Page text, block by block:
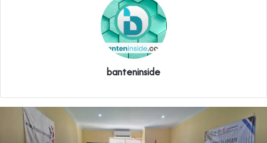
banteninside